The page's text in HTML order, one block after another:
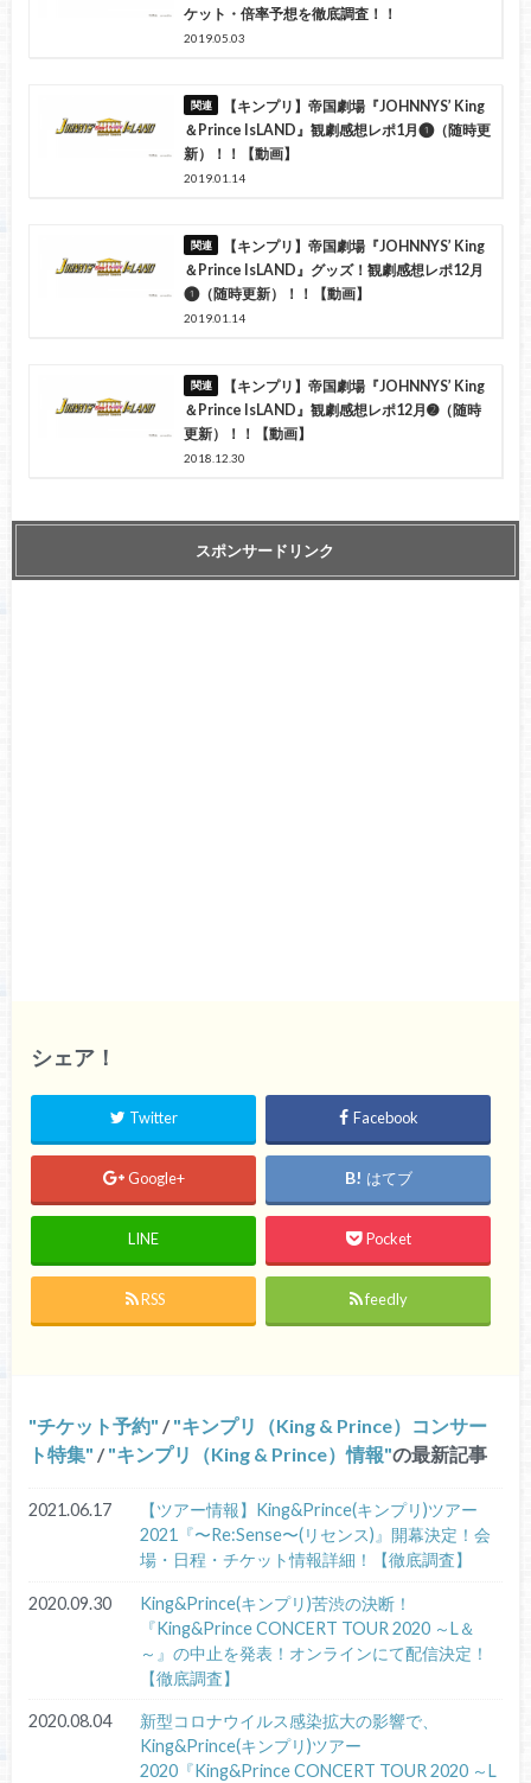
ケット・倍率予想を徹底調査！！
2019.05.03
【キンプリ】帝国劇場『JOHNNYS’ King
＆Prince IsLAND』観劇感想レポ1月❶（随時更
新）！！【動画】
2019.01.14
【キンプリ】帝国劇場『JOHNNYS’ King
＆Prince IsLAND』グッズ！観劇感想レポ12月
❶（随時更新）！！【動画】
2019.01.14
【キンプリ】帝国劇場『JOHNNYS’ King
＆Prince IsLAND』観劇感想レポ12月➋（随時
更新）！！【動画】
2018.12.30
スポンサードリンク
シェア！
Twitter Facebook
Google+ はてブ
LINE Pocket
RSS feedly
チケット予約 / キンプリ（King & Prince）コンサー
ト特集 / キンプリ（King & Prince）情報 の最新記事
2021.06.17
【ツアー情報】King&Prince(キンプリ)ツアー
2021『〜Re:Sense〜(リセンス)』開幕決定！会
場・日程・チケット情報詳細！【徹底調査】
2020.09.30
King&Prince(キンプリ)苦渋の決断！
『King&Prince CONCERT TOUR 2020 ～L＆
～』の中止を発表！オンラインにて配信決定！
【徹底調査】
2020.08.04
新型コロナウイルス感染拡大の影響で、
King&Prince(キンプリ)ツアー
2020『King&Prince CONCERT TOUR 2020 ～L